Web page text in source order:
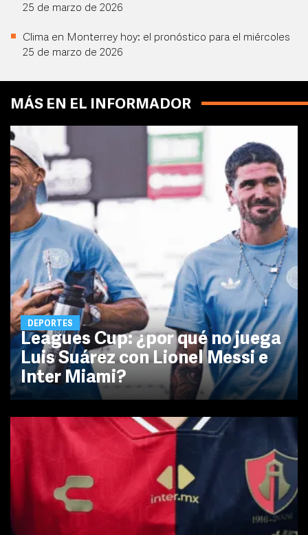
25 de marzo de 2026
Clima en Monterrey hoy: el pronóstico para el miércoles
25 de marzo de 2026
MÁS EN EL INFORMADOR
DEPORTES
Leagues Cup: ¿por qué no juega
Luis Suárez con Lionel Messi e
Inter Miami?